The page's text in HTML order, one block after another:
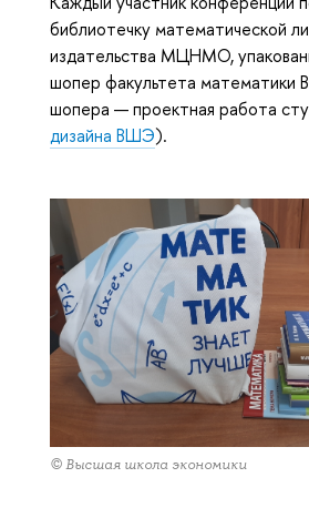
библиотечку математической
издательства МЦНМО,
шопер факультета математики
шопера — проектная работа
дизайна ВШЭ).
© Высшая школа экономики